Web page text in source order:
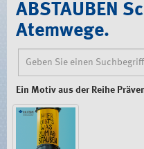
ABSTAUBEN
Atemwege.
Ein Motiv aus der Reihe